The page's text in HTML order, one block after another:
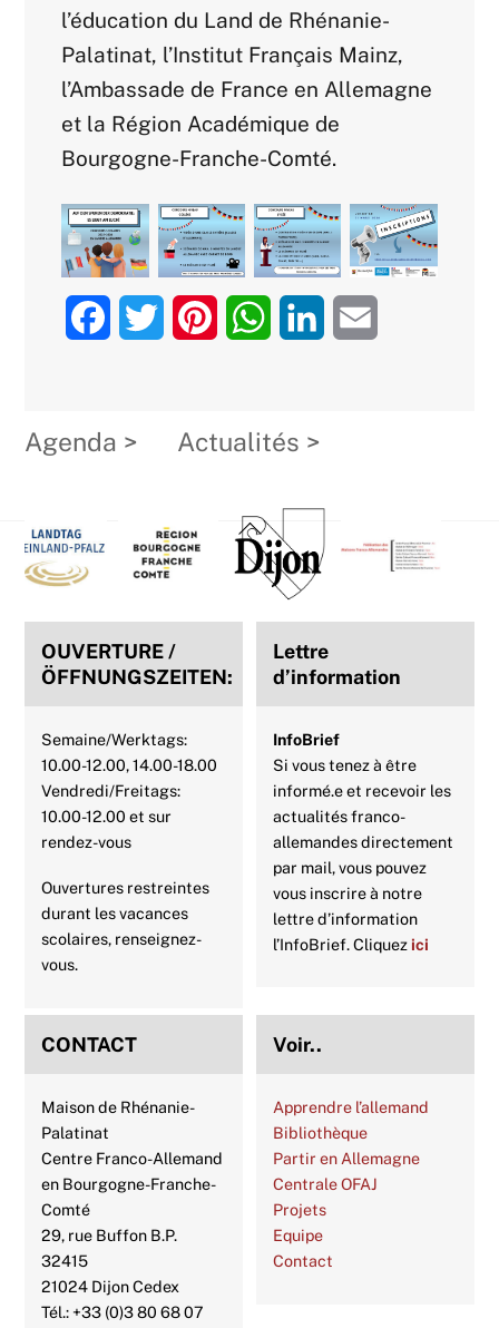
l’éducation du Land de Rhénanie-
Palatinat, l’Institut Français Mainz,
l’Ambassade de France en Allemagne
et la Région Académique de
Bourgogne-Franche-Comté.
e
k
e
r
t
s
t
W
t
A
p
p n
Agenda > Actualités >
Back
To
Top
OUVERTURE /
ÖFFNUNGSZEITEN:
Semaine/Werktags:
10.00-12.00, 14.00-18.00
Vendredi/Freitags:
10.00-12.00 et sur
rendez-vous
Ouvertures restreintes
durant les vacances
scolaires, renseignez-
vous.
Lettre
d’information
InfoBrief
Si vous tenez à être
informé.e et recevoir les
actualités franco-
allemandes directement
par mail, vous pouvez
vous inscrire à notre
lettre d’information
l’InfoBrief. Cliquezici
CONTACT
Maison de Rhénanie-
Palatinat
Centre Franco-Allemand
en Bourgogne-Franche-
Comté
29, rue Buffon B.P.
32415
21024 Dijon Cedex
Tél.: +33 (0)3 80 68 07
Voir..
Apprendre l’allemand
Bibliothèque
Partir en Allemagne
Centrale OFAJ
Projets
Equipe
Contact